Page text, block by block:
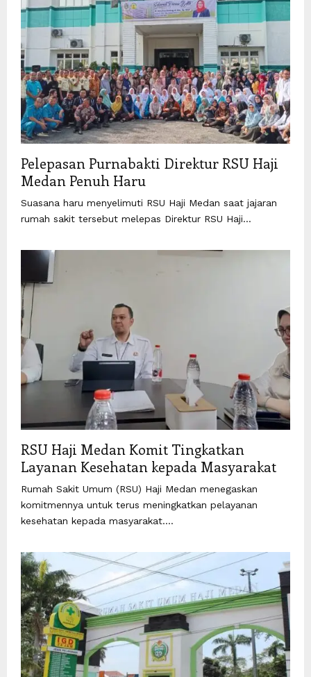
Pelepasan Purnabakti Direktur RSU Haji
Medan Penuh Haru
Suasana haru menyelimuti RSU Haji Medan saat jajaran
rumah sakit tersebut melepas Direktur RSU Haji...
RSU Haji Medan Komit Tingkatkan
Layanan Kesehatan kepada Masyarakat
Rumah Sakit Umum (RSU) Haji Medan menegaskan
komitmennya untuk terus meningkatkan pelayanan
kesehatan kepada masyarakat....